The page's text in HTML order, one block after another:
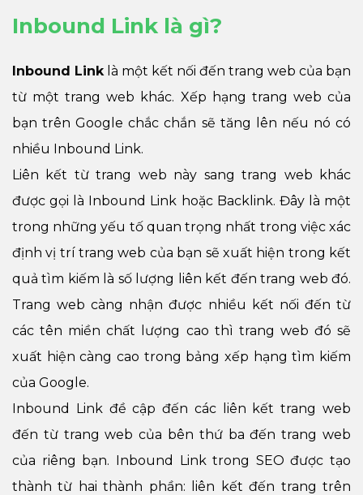
Inbound Link là gì?
Inbound Link là một kết nối đến trang web của bạn
từ một trang web khác. Xếp hạng trang web của
bạn trên Google chắc chắn sẽ tăng lên nếu nó có
nhiều Inbound Link.
Liên kết từ trang web này sang trang web khác
được gọi là Inbound Link hoặc Backlink. Đây là một
trong những yếu tố quan trọng nhất trong việc xác
định vị trí trang web của bạn sẽ xuất hiện trong kết
quả tìm kiếm là số lượng liên kết đến trang web đó.
Trang web càng nhận được nhiều kết nối đến từ
các tên miền chất lượng cao thì trang web đó sẽ
xuất hiện càng cao trong bảng xếp hạng tìm kiếm
của Google.
Inbound Link đề cập đến các liên kết trang web
đến từ trang web của bên thứ ba đến trang web
của riêng bạn. Inbound Link trong SEO được tạo
thành từ hai thành phần: liên kết đến trang trên